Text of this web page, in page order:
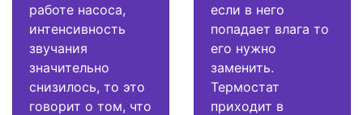
работе насоса,
интенсивность
звучания
значительно
снизилось, то это
говорит о том, что
если в него
попадает влага то
его нужно
заменить.
Термостат
приходит в